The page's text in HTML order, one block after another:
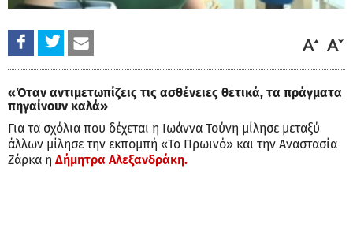
«Όταν αντιμετωπίζεις τις ασθένειες θετικά, τα πράγματα
πηγαίνουν καλά»
Για τα σχόλια που δέχεται η Ιωάννα Τούνη μίλησε μεταξύ
άλλων μίλησε την εκπομπή «Το Πρωινό» και την Αναστασία
Ζάρκα η Δήμητρα Αλεξανδράκη.